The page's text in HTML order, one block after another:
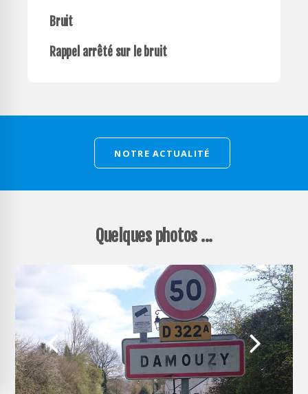
Bruit
Rappel arrêté sur le bruit
NOTRE ACTUALITÉ
Quelques photos ...